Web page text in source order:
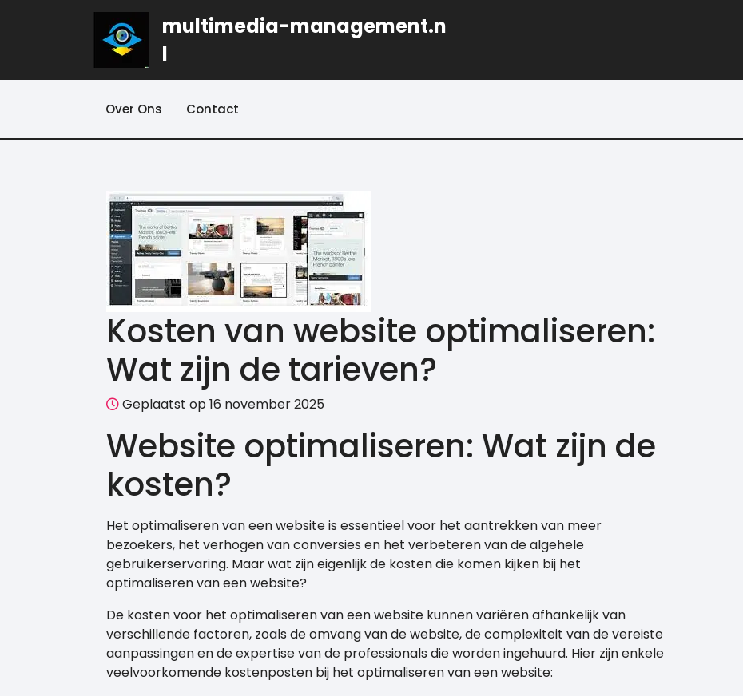
multimedia-management.n
l
Over Ons Contact
Kosten van website optimaliseren:
Wat zijn de tarieven?
Geplaatst op 16 november 2025
Website optimaliseren: Wat zijn de
kosten?
Het optimaliseren van een website is essentieel voor het aantrekken van meer
bezoekers, het verhogen van conversies en het verbeteren van de algehele
gebruikerservaring. Maar wat zijn eigenlijk de kosten die komen kijken bij het
optimaliseren van een website?
De kosten voor het optimaliseren van een website kunnen variëren afhankelijk van
verschillende factoren, zoals de omvang van de website, de complexiteit van de vereiste
aanpassingen en de expertise van de professionals die worden ingehuurd. Hier zijn enkele
veelvoorkomende kostenposten bij het optimaliseren van een website: